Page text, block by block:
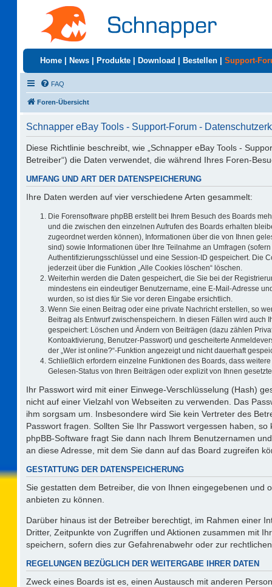
Home News Produkte Download Bestellen Support-
FAQ
Foren-Übersicht
Schnapper eBay Tools - Support-Forum -
Diese Richtlinie beschreibt, wie „Schnapper eBay Tools -
Betreiber“) die Daten verwendet, die während Ihres Foren-
UMFANG UND ART DER DATENSPEICHERUNG
Ihre Daten werden auf vier verschiedene Arten gesammelt:
Die Forensoftware phpBB erstellt bei Ihrem Besuch des Boards
und die zwischen den einzelnen Aufrufen des Boards erhalten
zugeordnet werden können), Informationen über die von Ihnen
sind) sowie Informationen über Ihre Teilnahme an Umfragen
Authentifizierungsschlüssel und eine Session-ID gespeichert. Die
jederzeit über die Funktion „Alle Cookies löschen“ löschen.
Weiterhin werden die Daten gespeichert, die Sie bei der
mindestens ein eindeutiger Benutzername, eine E-Mail-Adresse
wurden, so ist dies für Sie vor deren Eingabe ersichtlich.
Wenn Sie einen Beitrag oder eine private Nachricht erstellen, so
Beitrag als Entwurf zwischenspeichern. In diesen Fällen wird
gespeichert: Löschen und Ändern von Beiträgen (dazu zählen
Kontoaktivierung, Benutzer-Passwort) und gescheiterte
der „Wer ist online?“-Funktion angezeigt und nicht dauerhaft
Schließlich erfordern einzelne Funktionen des Boards, dass
Gelesen-Status von Ihren Beiträgen oder explizit von Ihnen
Ihr Passwort wird mit einer Einwege-Verschlüsselung (Hash)
nicht auf einer Vielzahl von Webseiten zu verwenden. Das
ihm sorgsam um. Insbesondere wird Sie kein Vertreter des
Passwort fragen. Sollten Sie Ihr Passwort vergessen haben,
phpBB-Software fragt Sie dann nach Ihrem Benutzernamen
an diese Adresse, mit dem Sie dann auf das Board zugreifen
GESTATTUNG DER DATENSPEICHERUNG
Sie gestatten dem Betreiber, die von Ihnen eingegebenen
anbieten zu können.
Darüber hinaus ist der Betreiber berechtigt, im Rahmen einer
Dritter, Zeitpunkte von Zugriffen und Aktionen zusammen mit
speichern, sofern dies zur Gefahrenabwehr oder zur
REGELUNGEN BEZÜGLICH DER WEITERGABE IHRER DATEN
Zweck eines Boards ist es, einen Austausch mit anderen